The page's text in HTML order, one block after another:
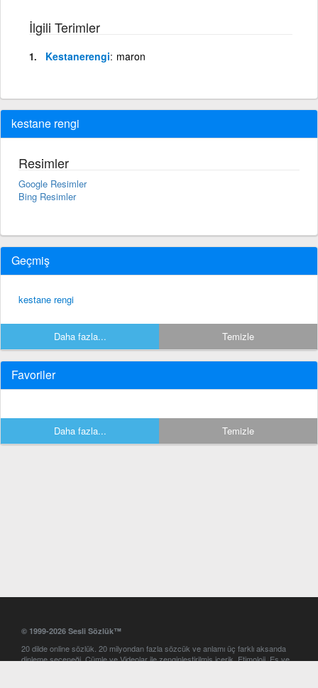
İlgili Terimler
Kestanerengi maron
kestane rengi
Resimler
Google Resimler
Bing Resimler
Geçmiş
kestane rengi
Daha fazla... Temizle
Favoriler
Daha fazla... Temizle
© 1999-2026 Sesli Sözlük™
20 dilde online sözlük. 20 milyondan fazla sözcük ve anlamı üç farklı aksanda
dinleme seçeneği. Cümle ve Videolar ile zenginleştirilmiş içerik. Etimoloji, Eş ve